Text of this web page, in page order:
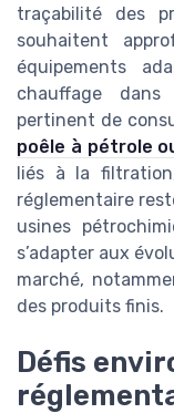
traçabilité des
souhaitent
équipements
chauffage
pertinent de
poêle à pétrole
liés à la
réglementaire
usines
s’adapter aux
marché,
des produits finis.
Défis